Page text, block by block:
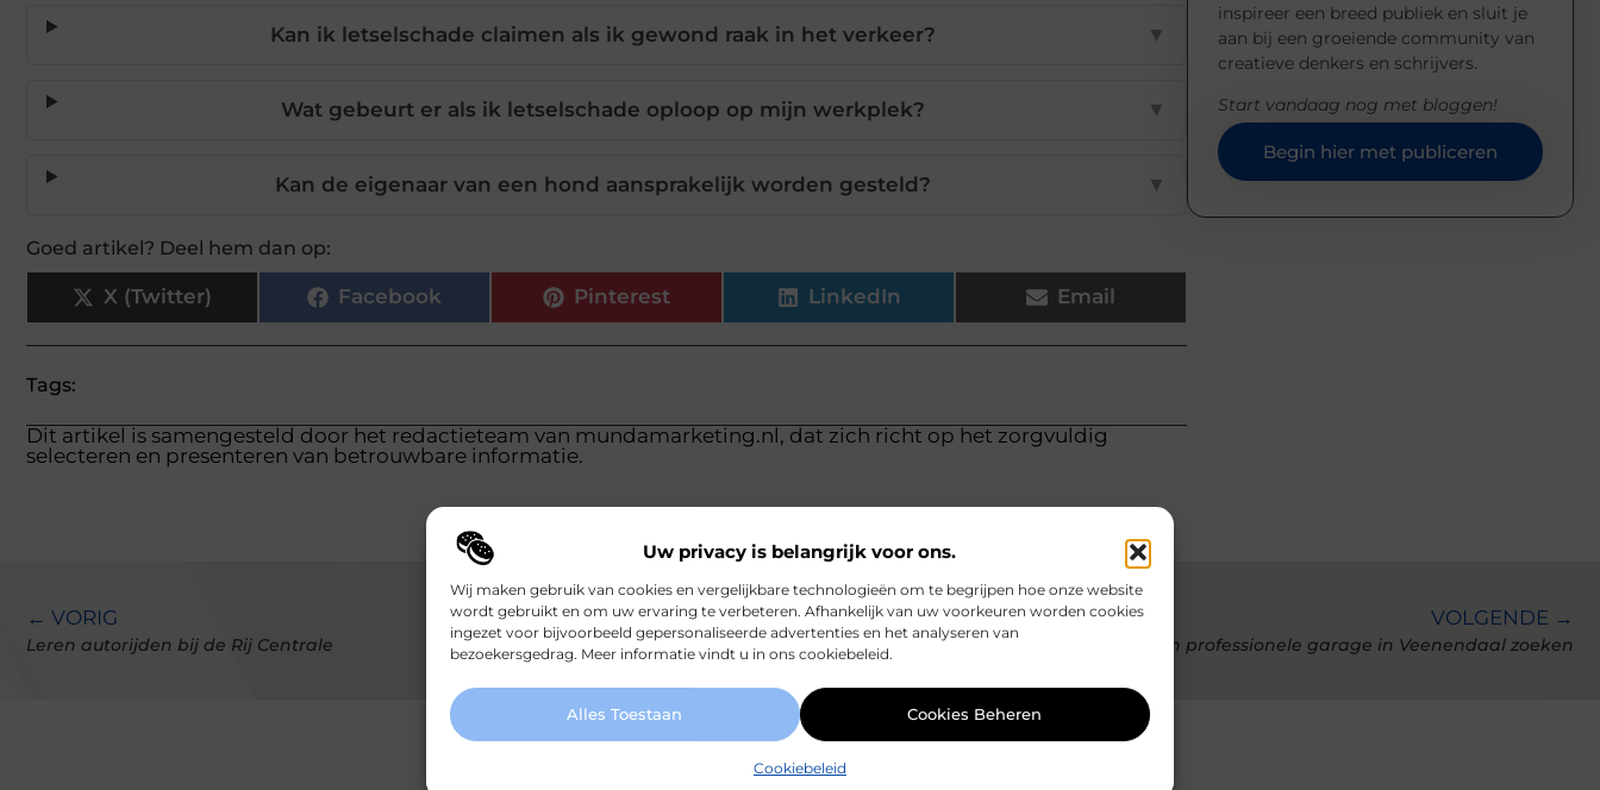
Uw privacy is belangrijk voor ons.
Wij maken gebruik van cookies en vergelijkbare technologieën om te begrijpen hoe onze website
wordt gebruikt en om uw ervaring te verbeteren. Afhankelijk van uw voorkeuren worden cookies
ingezet voor bijvoorbeeld gepersonaliseerde advertenties en het analyseren van
bezoekersgedrag. Meer informatie vindt u in ons cookiebeleid.
Alles Toestaan Cookies Beheren
Cookiebeleid
Kan ik letselschade claimen als ik gewond raak in het verkeer? ▼
Wat gebeurt er als ik letselschade oploop op mijn werkplek? ▼
Kan de eigenaar van een hond aansprakelijk worden gesteld? ▼
Goed artikel? Deel hem dan op:
X (Twitter) Facebook Pinterest LinkedIn Email
Tags:
Dit artikel is samengesteld door het redactieteam van mundamarketing.nl, dat zich richt op het zorgvuldig
selecteren en presenteren van betrouwbare informatie.
inspireer een breed publiek en sluit je
aan bij een groeiende community van
creatieve denkers en schrijvers.
Start vandaag nog met bloggen!
Begin hier met publiceren
← VORIG
Leren autorijden bij de Rij Centrale
VOLGENDE →
Een professionele garage in Veenendaal zoeken